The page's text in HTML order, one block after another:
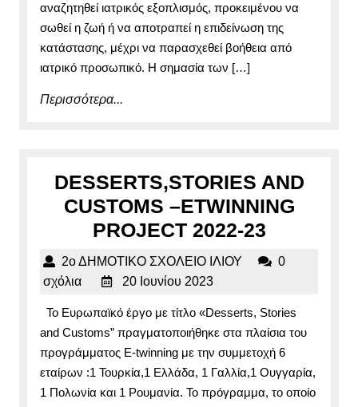
αναζητηθεί ιατρικός εξοπλισμός, προκειμένου να
σωθεί η ζωή ή να αποτραπεί η επιδείνωση της
κατάστασης, μέχρι να παρασχεθεί βοήθεια από
ιατρικό προσωπικό. Η σημασία των […]
Περισσότερα...
DESSERTS,STORIES AND
CUSTOMS –ETWINNING
PROJECT 2022-23
AND
2022-
23
2ο ΔΗΜΟΤΙΚΟ ΣΧΟΛΕΙΟ ΙΛΙΟΥ
ΙΛΙΟΥ
0
σχόλια
20 Ιουνίου 202320
2023
Το Ευρωπαϊκό έργο με τίτλο «Desserts, Stories
and Customs” πραγματοποιήθηκε στα πλαίσια του
προγράμματος E-twinning με την συμμετοχή 6
εταίρων :1 Τουρκία,1 Ελλάδα, 1 Γαλλία,1 Ουγγαρία,
1 Πολωνία και 1 Ρουμανία. Το πρόγραμμα, το οποίο